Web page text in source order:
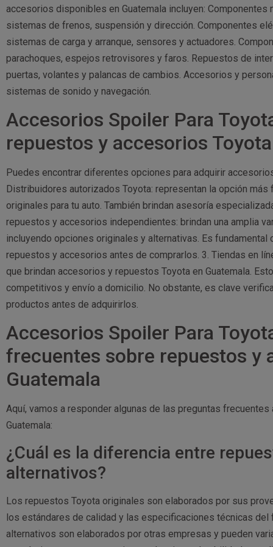
accesorios disponibles en Guatemala incluyen:
sistemas de frenos, suspensión y dirección. Componentes
sistemas de carga y arranque, sensores y actuadores.
parachoques, espejos retrovisores y faros. Repuestos de
puertas, volantes y palancas de cambios. Accesorios y
sistemas de sonido y navegación.
Accesorios Spoiler Para
repuestos y accesorios
Puedes encontrar diferentes opciones para adquirir
Distribuidores autorizados Toyota: representan la opción
originales para tu auto. También brindan asesoría
repuestos y accesorios independientes: brindan una amplia
incluyendo opciones originales y alternativas. Es
repuestos y accesorios antes de comprarlos. 3. Tiendas en
que brindan accesorios y repuestos Toyota en Guatemala.
competitivos y envío a domicilio. No obstante, es clave
productos antes de adquirirlos.
Accesorios Spoiler Para
frecuentes sobre repuestos y
Guatemala
Aquí, vamos a responder algunas de las preguntas
Guatemala:
¿Cuál es la diferencia entre
alternativos?
Los repuestos Toyota originales son elaborados por sus
los estándares de calidad y las especificaciones técnicas
alternativos son elaborados por otras empresas y pueden